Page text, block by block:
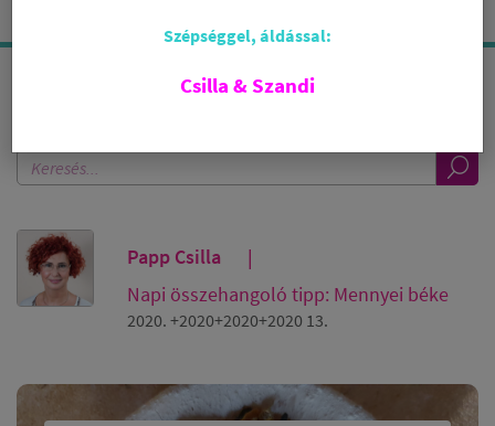
KERESÉS A BLOGBAN
Papp Csilla
Napi összehangoló tipp: Mennyei béke
2020. +2020+2020+2020 13.
Szépséggel, áldással:
Csilla & Szandi